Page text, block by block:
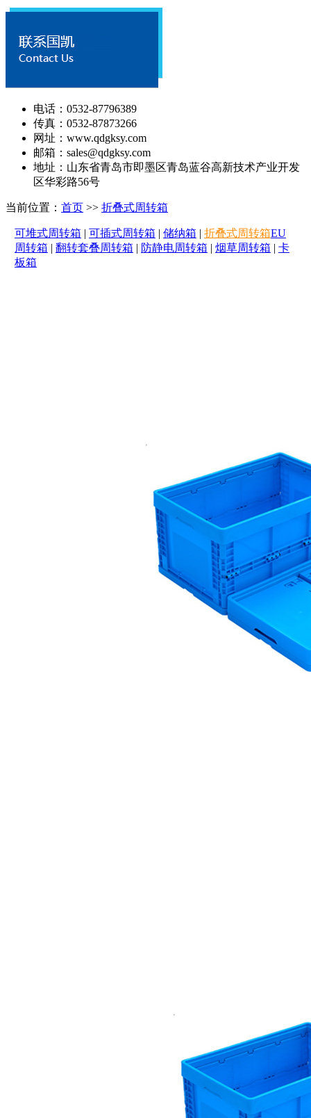
电话：0532-87796389
传真：0532-87873266
网址：www.qdgksy.com
邮箱：sales@qdgksy.com
地址：山东省青岛市即墨区青岛蓝谷高新技术产业开发
区华彩路56号
当前位置： 首页 >> 折叠式周转箱
可堆式周转箱 | 可插式周转箱 | 储纳箱 | 折叠式周转箱EU
周转箱 | 翻转套叠周转箱 | 防静电周转箱 | 烟草周转箱 | 卡
板箱